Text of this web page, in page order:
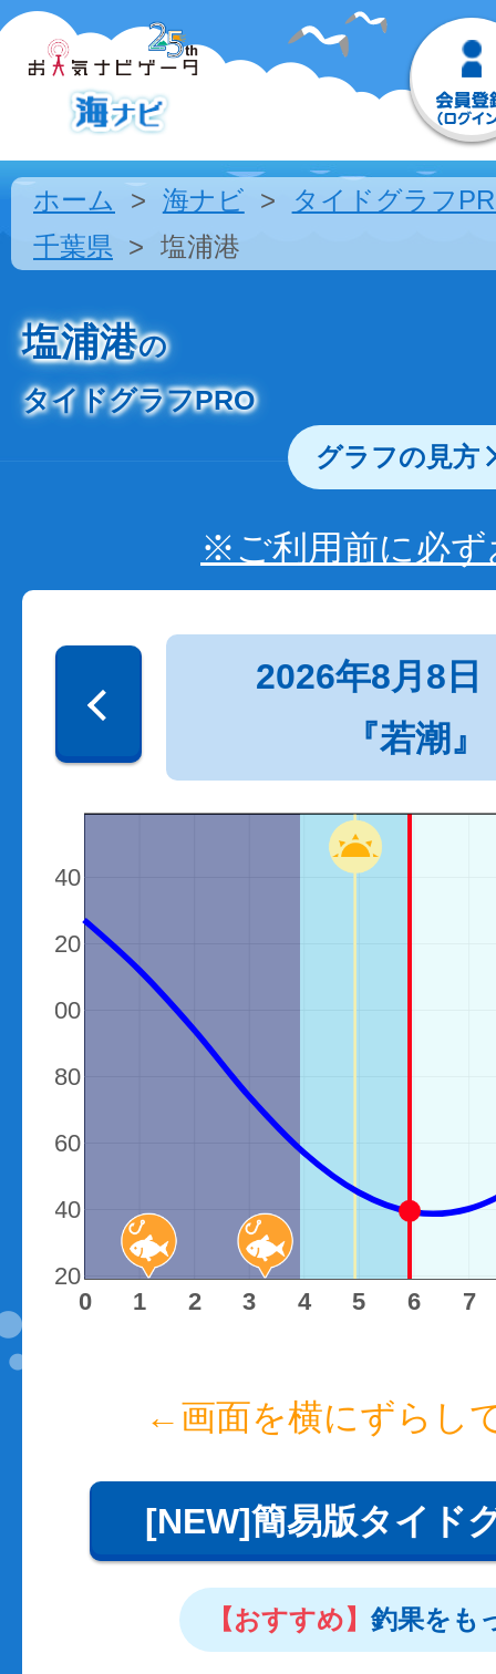
ホーム 海ナビ
タイドグラフ
千葉県
塩浦港
塩浦港の
タイドグラフPRO
グラフの見方
※ご利用前に必
2026年8月8日
『若潮』
0 1 2 3 4 5 6 7
20
40
60
80
100
120
140
←画面を横にずらし
[NEW]簡易版タイド
【おすすめ】 釣果をも